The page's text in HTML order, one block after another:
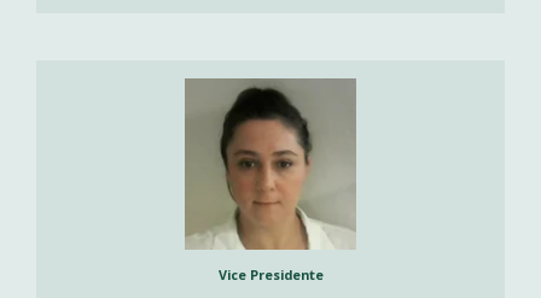
Vice Presidente